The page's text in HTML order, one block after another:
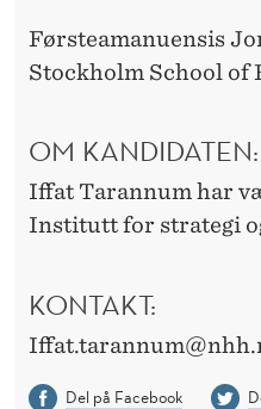
Førsteamanuensis
Stockholm School of
OM KANDIDATEN:
Iffat Tarannum har
Institutt for strategi
KONTAKT:
Del på Facebook